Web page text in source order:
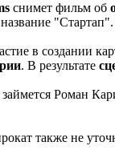
снимет фильм об
в создании
. В результате
Роман
также не